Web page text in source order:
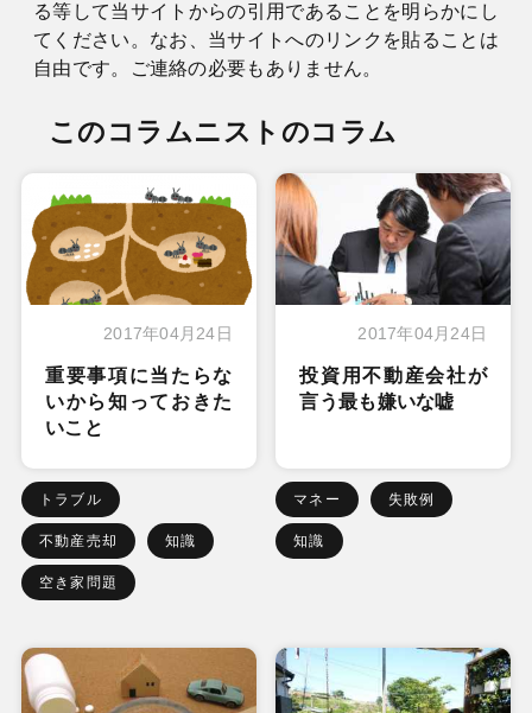
る等して当サイトからの引用であることを明らかにし
てください。なお、当サイトへのリンクを貼ることは
自由です。ご連絡の必要もありません。
このコラムニストのコラム
2017年04月24日
重要事項に当たらな
いから知っておきた
いこと
トラブル
不動産売却 知識
空き家問題
2017年04月24日
投資用不動産会社が
言う最も嫌いな嘘
マネー 失敗例
知識